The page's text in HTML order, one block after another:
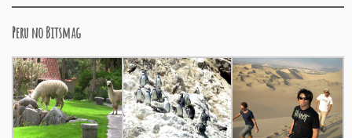
Peru no Bitsmag